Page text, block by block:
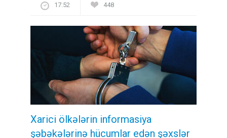
17:52 448
Xarici ölkələrin informasiya
şəbəkələrinə hücumlar edən şəxslər